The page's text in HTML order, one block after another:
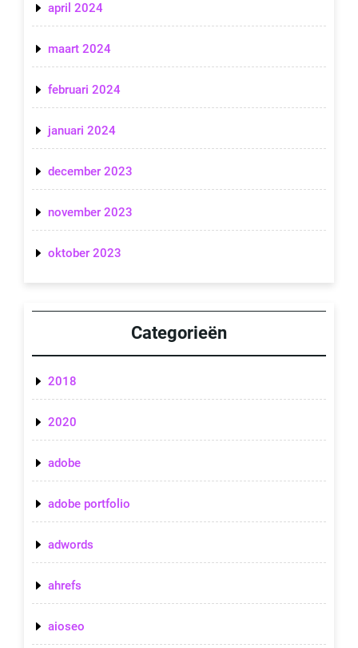
april 2024
maart 2024
februari 2024
januari 2024
december 2023
november 2023
oktober 2023
Categorieën
2018
2020
adobe
adobe portfolio
adwords
ahrefs
aioseo